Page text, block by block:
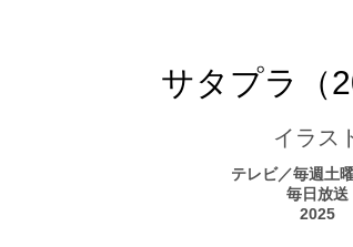
サタプラ（
イラス
テレビ／毎週土
毎日放送
2025